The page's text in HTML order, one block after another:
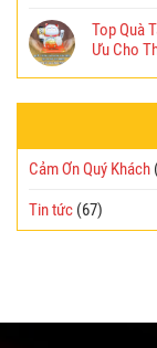
Top Quà
Ưu Cho
Cảm Ơn Quý Khách
Tin tức (67)